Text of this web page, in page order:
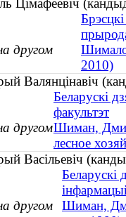
Цімафеевіч
другом
2010)
Валянцінавіч
Беларускі
факультэт
другомШиман,
лесное
Васільевіч
Беларускі
другом
Шиман,